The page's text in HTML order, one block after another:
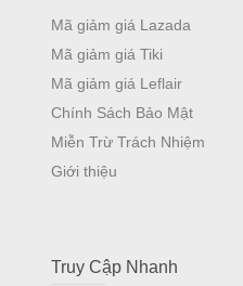
Mã giảm giá Lazada
Mã giảm giá Tiki
Mã giảm giá Leflair
Chính Sách Bảo Mật
Miễn Trừ Trách Nhiệm
Giới thiệu
Truy Cập Nhanh